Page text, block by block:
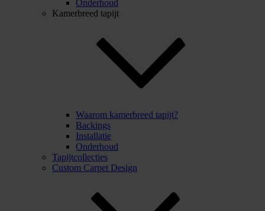
Onderhoud
Kamerbreed tapijt
Waarom kamerbreed tapijt?
Backings
Installatie
Onderhoud
Tapijtcollecties
Custom Carpet Design